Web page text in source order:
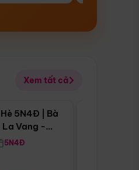
Xem tất cả
Điểm nổi bật
5N4Đ | Bà
La Vang -
5N4Đ